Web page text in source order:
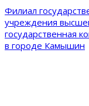
Филиал
учреждения
государственная
в городе Камышин